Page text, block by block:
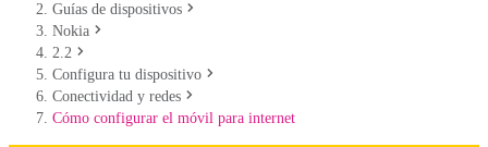
Guías de dispositivos
Nokia
2.2
Configura tu dispositivo
Conectividad y redes
Cómo configurar el móvil para internet